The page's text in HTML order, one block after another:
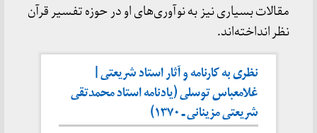
مقالات بسیاری نیز به نوآوری‌های او در حوزه تفسیر قرآن
نظر انداخته‌اند.
نظری به کارنامه و آثار استاد شریعتی |
غلامعباس توسلی (یادنامه استاد محمدتقی
شریعتی مزینانی ـ ۱۳۷۰)